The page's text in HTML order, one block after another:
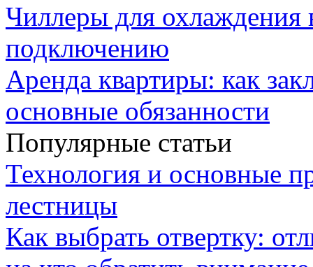
Чиллеры для охлаждения
подключению
Аренда квартиры: как
основные обязанности
Популярные статьи
Технология и основные
лестницы
Как выбрать отвертку: